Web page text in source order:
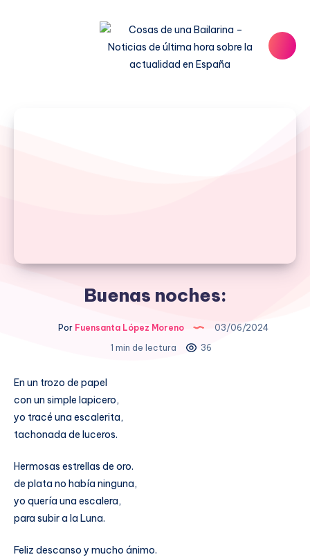
Buenas noches:
PorFuensanta López Moreno
03/06/2024
1 min de lectura
36
En un trozo de papel
con un simple lapicero,
yo tracé una escalerita,
tachonada de luceros.
Hermosas estrellas de oro.
de plata no había ninguna,
yo quería una escalera,
para subir a la Luna.
Feliz descanso y mucho ánimo.